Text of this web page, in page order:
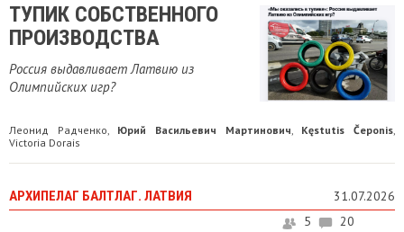
ТУПИК СОБСТВЕННОГО
ПРОИЗВОДСТВА
Россия выдавливает Латвию из
Олимпийских игр?
Леонид Радченко Юрий Васильевич Мартинович Kęstutis Čeponis
Victoria Dorais
АРХИПЕЛАГ БАЛТЛАГ. ЛАТВИЯ 31.07.2026
5
20